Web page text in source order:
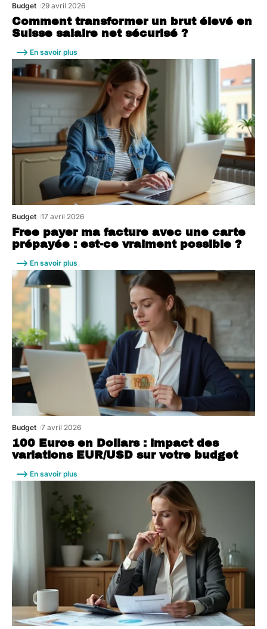
Comment transformer un brut élevé en
Suisse salaire net sécurisé ?
Budget 29 avril 2026
En savoir plus
Free payer ma facture avec une carte
prépayée : est-ce vraiment possible ?
Budget 17 avril 2026
En savoir plus
100 Euros en Dollars : impact des
variations EUR/USD sur votre budget
Budget 7 avril 2026
En savoir plus